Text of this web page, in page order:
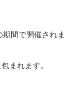
期間で開催されま
まれます。